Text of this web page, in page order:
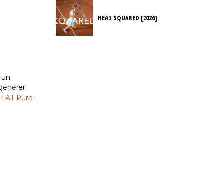
Pure
HEAD SQUARED [2026]